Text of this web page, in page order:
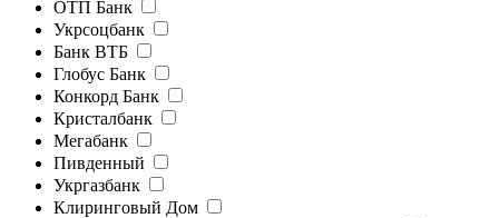
ОТП Банк
Укрсоцбанк
Банк ВТБ
Глобус Банк
Конкорд Банк
Кристалбанк
Мегабанк
Пивденный
Укргазбанк
Клиринговый Дом